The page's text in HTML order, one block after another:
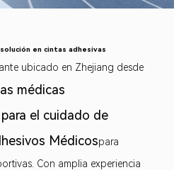
en cintas adhesivas
ubicado en Zhejiang desde
médicas
el cuidado de
Médicospara
Con amplia experiencia